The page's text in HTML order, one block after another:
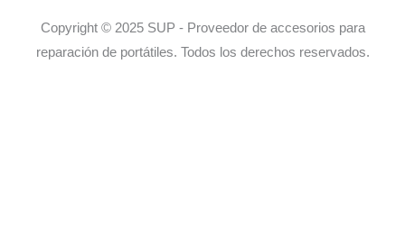
Copyright © 2025 SUP - Proveedor de accesorios para
reparación de portátiles. Todos los derechos reservados.